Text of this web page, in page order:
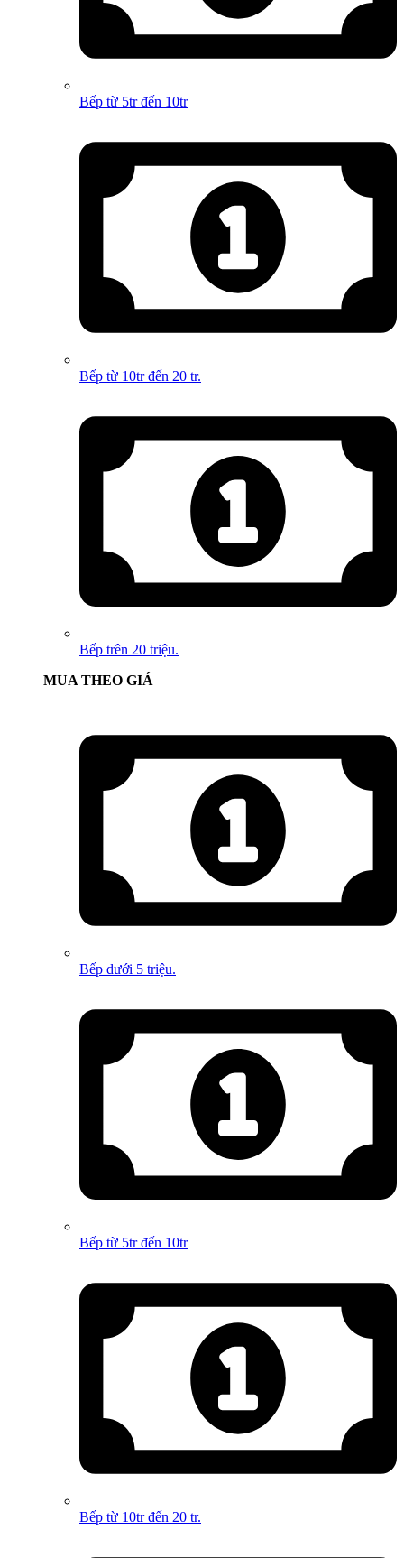
Bếp từ 5tr đến 10tr
Bếp từ 10tr đến 20 tr.
Bếp trên 20 triệu.
MUA THEO GIÁ
Bếp dưới 5 triệu.
Bếp từ 5tr đến 10tr
Bếp từ 10tr đến 20 tr.